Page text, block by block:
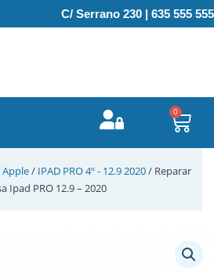
C/ Serrano 230 | 635 555 555
0
Apple/ IPAD PRO 4º - 12.9 2020/ Reparar
Ipad PRO 12.9 – 2020